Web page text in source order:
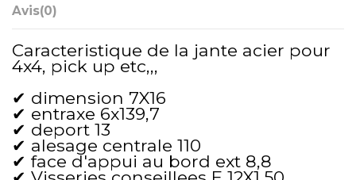
Avis(0)
Caracteristique de la jante acier pour
4x4, pick up etc,,,
✔ dimension 7X16
✔ entraxe 6x139,7
✔ deport 13
✔ alesage centrale 110
✔ face d'appui au bord ext 8,8